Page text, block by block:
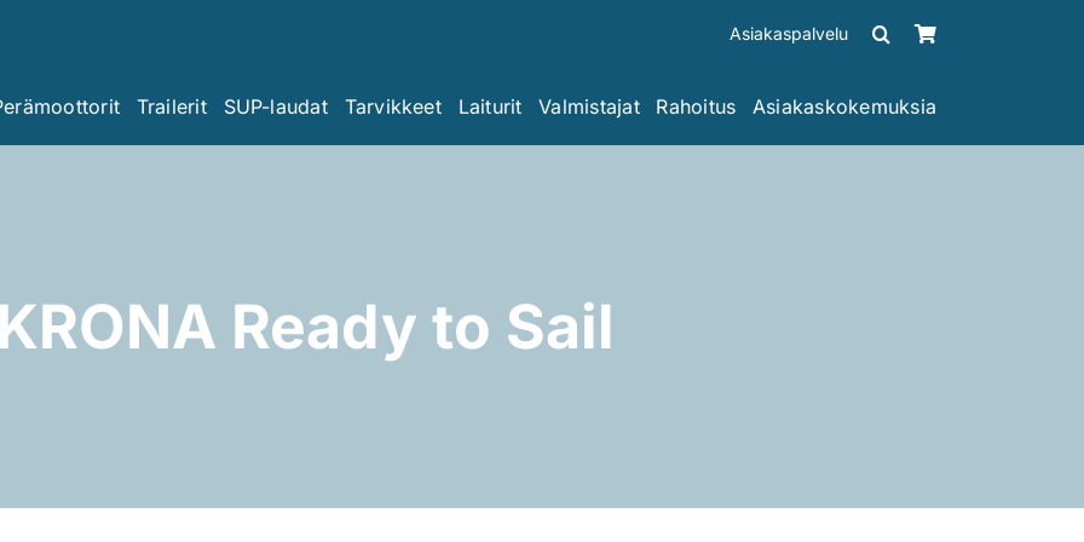
Asiakaspalvelu
Trailerit SUP-laudat Tarvikkeet Laiturit Valmistajat Rahoitus Asiakaskokemuksia
Ready to Sail